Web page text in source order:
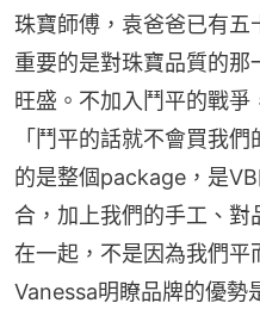
珠寶師傅，袁爸爸已有五
重要的是對珠寶品質的
旺盛。不加入鬥平的戰爭
「鬥平的話就不會買我
的是整個package，是
合，加上我們的手工、
在一起，不是因為我們
Vanessa明瞭品牌的優勢